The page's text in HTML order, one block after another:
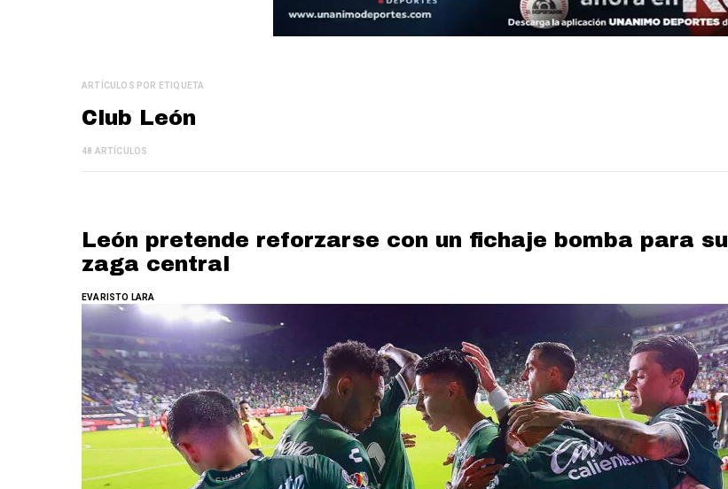
ARTÍCULOS POR ETIQUETA
Club León
48 ARTÍCULOS
León pretende reforzarse con un fichaje bomba para su
zaga central
EVARISTO LARA